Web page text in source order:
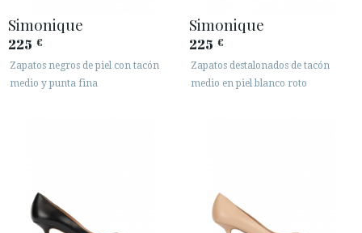
Simonique
225 €
Zapatos negros de piel con tacón
medio y punta fina
Simonique
225 €
Zapatos destalonados de tacón
medio en piel blanco roto